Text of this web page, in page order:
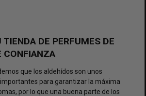
DE PERFUMES DE
CONFIANZA
que los aldehídos son unos
para garantizar la máxima
por lo que una buena parte de los